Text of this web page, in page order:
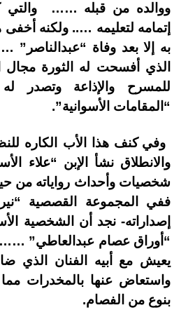
ووالده من قبله …… والتي
إتمامه لتعليمه ….. ولكنه أخفى
به إلا بعد وفاة
الذي أفسحت له الثورة مجال
للمسرح والإذاعة وتصدر
“المقامات الأسوانية”.
وفي كنف هذا الأب الكاره
والانطلاق نشأ الإبن “علاء
شخصيات وأحداث رواياته من
ففي المجموعة القصصية
إصداراته- نجد أن الشخصية
“أوراق عصام عبدالعاطي”
يعيش مع أبيه الفنان
واستعاض عنها بالمخدرات
بنوع من الفصام.